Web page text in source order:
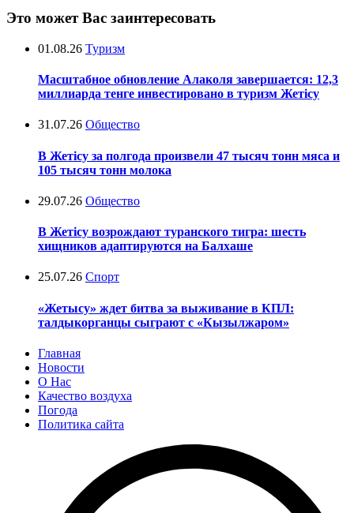
Это может Вас заинтересовать
01.08.26 Туризм
Масштабное обновление Алаколя завершается: 12,3
миллиарда тенге инвестировано в туризм Жетісу
31.07.26 Общество
В Жетісу за полгода произвели 47 тысяч тонн мяса и
105 тысяч тонн молока
29.07.26 Общество
В Жетісу возрождают туранского тигра: шесть
хищников адаптируются на Балхаше
25.07.26 Спорт
«Жетысу» ждет битва за выживание в КПЛ:
талдыкорганцы сыграют с «Кызылжаром»
Главная
Новости
О Нас
Качество воздуха
Погода
Политика сайта